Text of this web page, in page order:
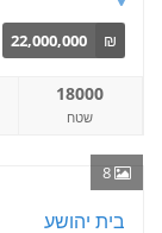
₪
22,000,000
18000
שטח
8
בית יהושע